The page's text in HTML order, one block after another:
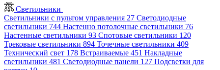
Светильники
Светильники с пультом управления 27 Светодиодные
светильники 744 Настенно потолочные светильники 76
Настенные светильники 93 Спотовые светильники 120
Трековые светильники 894 Точечные светильники 409
Технический свет 178 Встраиваемые 451 Накладные
светильники 481 Светодиодные панели 127 Подсветки для